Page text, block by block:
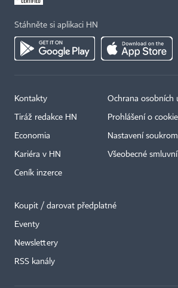
Stáhněte si aplikaci HN
Kontakty
Tiráž redakce HN
Economia
Kariéra v HN
Ceník inzerce
Ochrana osobních
Prohlášení o
Nastavení
Všeobecné
Koupit / darovat předplatné
Eventy
Newslettery
RSS kanály